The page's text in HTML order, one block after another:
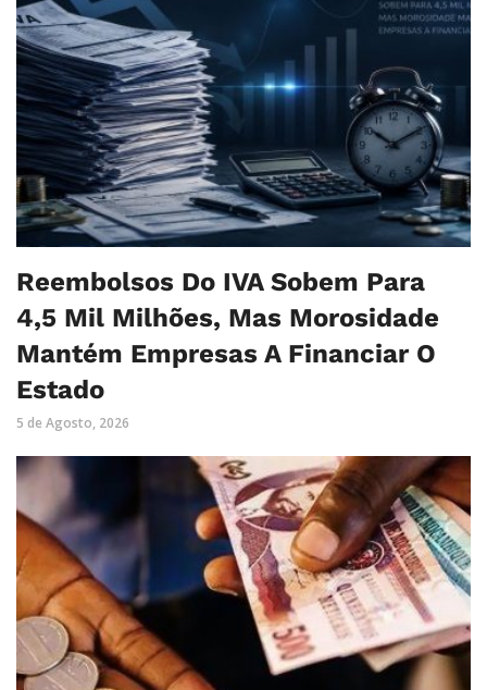
Reembolsos Do IVA Sobem Para
4,5 Mil Milhões, Mas Morosidade
Mantém Empresas A Financiar O
Estado
5 de Agosto, 2026